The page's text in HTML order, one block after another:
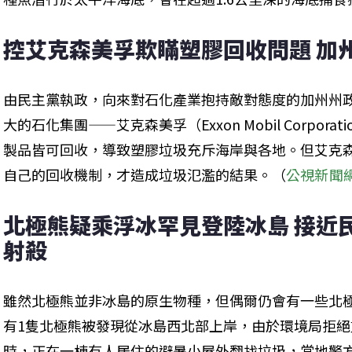
控艾克森美孚欺瞞塑膠回收問題 加
由民主黨執政，向來對石化產業抱持敵對態度的加州州
大的石化集團——艾克森美孚（Exxon Mobil
製品皆可回收，導致塑膠垃圾充斥海岸與各地。但艾克
自己的回收機制，才造成垃圾氾濫的結果。（公視新聞
北極熊疑乘浮冰罕見登陸冰島 接近
射殺
雖然北極熊並非冰島的原生物種，但偶爾仍會有一些北
有1隻北極熊被發現從冰島西北部上岸，由於環境局拒